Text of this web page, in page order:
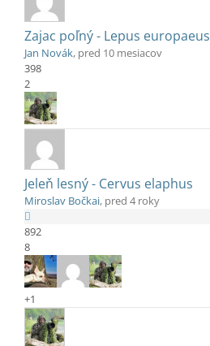
Zajac poľný - Lepus europaeus
Jan Novák, pred 10 mesiacov
398
2
Jeleň lesný - Cervus elaphus
Miroslav Bočkai, pred 4 roky
892
8
+1